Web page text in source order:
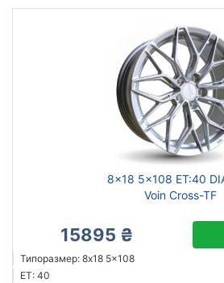
8x18 5x108 ET:40
Voin Cross-TF
15895 ₴
Типоразмер: 8x18 5x108
ET: 40